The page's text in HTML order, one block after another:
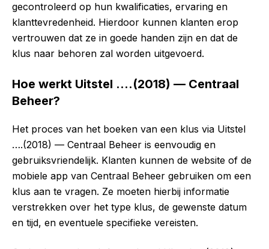
gecontroleerd op hun kwalificaties, ervaring en
klanttevredenheid. Hierdoor kunnen klanten erop
vertrouwen dat ze in goede handen zijn en dat de
klus naar behoren zal worden uitgevoerd.
Hoe werkt Uitstel ….(2018) — Centraal
Beheer?
Het proces van het boeken van een klus via Uitstel
….(2018) — Centraal Beheer is eenvoudig en
gebruiksvriendelijk. Klanten kunnen de website of de
mobiele app van Centraal Beheer gebruiken om een
klus aan te vragen. Ze moeten hierbij informatie
verstrekken over het type klus, de gewenste datum
en tijd, en eventuele specifieke vereisten.